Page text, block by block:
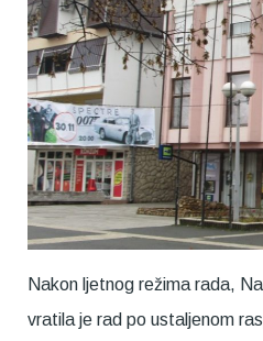
Nakon ljetnog režima rada,
vratila je rad po ustaljenom